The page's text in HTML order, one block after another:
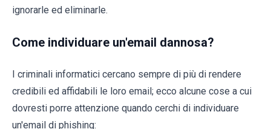
ignorarle ed eliminarle.
Come individuare un'email dannosa?
I criminali informatici cercano sempre di più di rendere
credibili ed affidabili le loro email; ecco alcune cose a cui
dovresti porre attenzione quando cerchi di individuare
un'email di phishing: